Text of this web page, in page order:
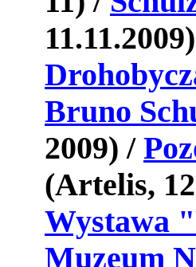
Bruno
2009) /
(Artelis,
Wystawa
Muzeum